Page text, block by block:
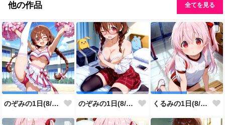
他の作品 全てを見る
のぞみの1日(8/7投稿分) のぞみの1日(8/6投稿分) くるみの1日(8/5投稿分)